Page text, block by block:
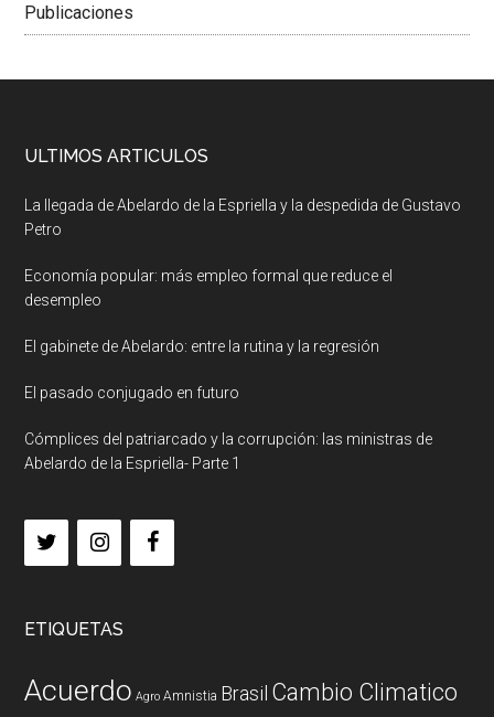
Publicaciones
ULTIMOS ARTICULOS
La llegada de Abelardo de la Espriella y la despedida de Gustavo
Petro
Economía popular: más empleo formal que reduce el
desempleo
El gabinete de Abelardo: entre la rutina y la regresión
El pasado conjugado en futuro
Cómplices del patriarcado y la corrupción: las ministras de
Abelardo de la Espriella- Parte 1
ETIQUETAS
Acuerdo Agro Amnistia Brasil Cambio Climatico